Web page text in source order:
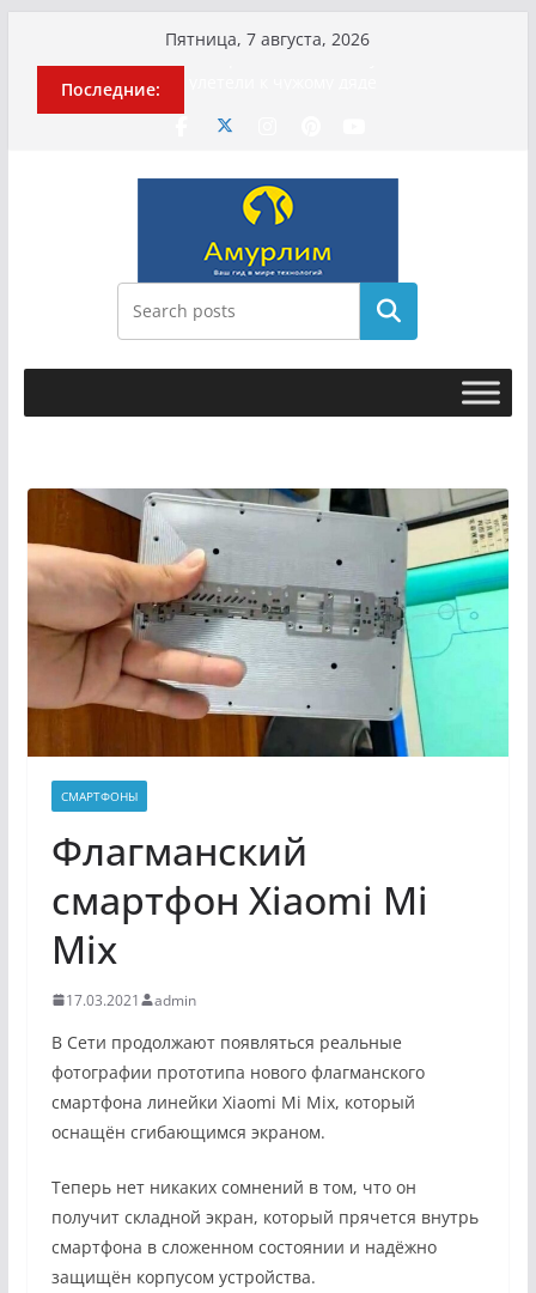
содержимому
Пятница, 7 августа, 2026
Последние:
Эхо турецкой трагедии: почему
МотоТани?
Гусейна Гасанова заочно
приговорили к четырём годам
Илью Ремесло задержали по делу о
фейках о российской армии
Новые криминальные хроники
связали Диану Шурыгину и Настю
Холод
Поиск
СМАРТФОНЫ
Флагманский
смартфон Xiaomi Mi
Mix
17.03.2021 admin
В Сети продолжают появляться реальные
фотографии прототипа нового флагманского
смартфона линейки Xiaomi Mi Mix, который
оснащён сгибающимся экраном.
Теперь нет никаких сомнений в том, что он
получит складной экран, который прячется внутрь
смартфона в сложенном состоянии и надёжно
защищён корпусом устройства.